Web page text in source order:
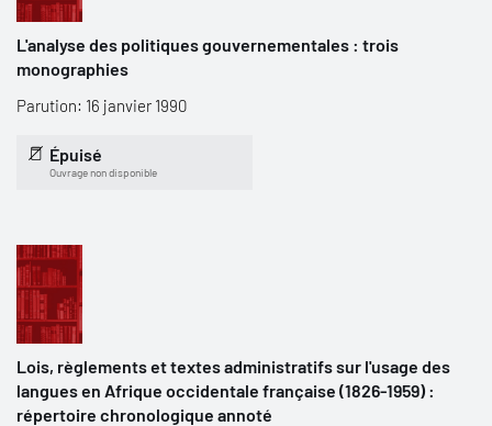
L'analyse des politiques gouvernementales : trois
monographies
Parution: 16 janvier 1990
Épuisé
Ouvrage non disponible
Lois, règlements et textes administratifs sur l'usage des
langues en Afrique occidentale française (1826-1959) :
répertoire chronologique annoté